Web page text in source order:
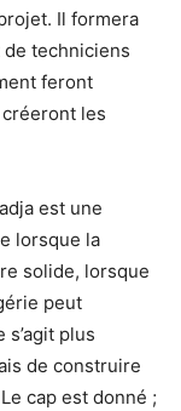
Il formera
de techniciens
feront
les
est une
lorsque la
solide, lorsque
peut
plus
de construire
cap est donné ;